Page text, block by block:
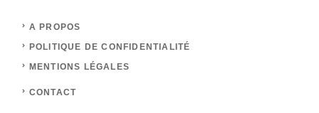
A PROPOS
POLITIQUE DE CONFIDENTIALITÉ
MENTIONS LÉGALES
CONTACT